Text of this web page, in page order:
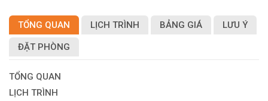
TỔNG QUAN LỊCH TRÌNH BẢNG GIÁ LƯU Ý
ĐẶT PHÒNG
TỔNG QUAN
LỊCH TRÌNH